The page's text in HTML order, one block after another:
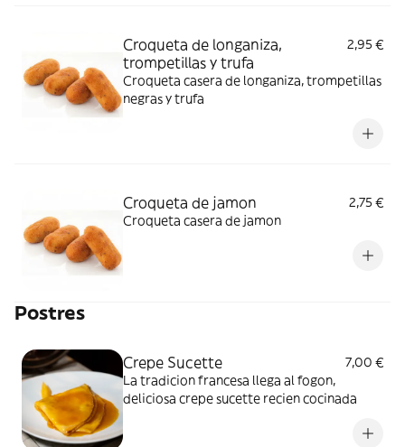
Croqueta de longaniza,
trompetillas y trufa
2,95 €
Croqueta casera de longaniza, trompetillas
negras y trufa
Croqueta de jamon
2,75 €
Croqueta casera de jamon
Postres
Crepe Sucette
7,00 €
La tradicion francesa llega al fogon,
deliciosa crepe sucette recien cocinada